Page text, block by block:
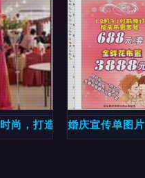
尚，打造完美婚典婚庆宣传单图片